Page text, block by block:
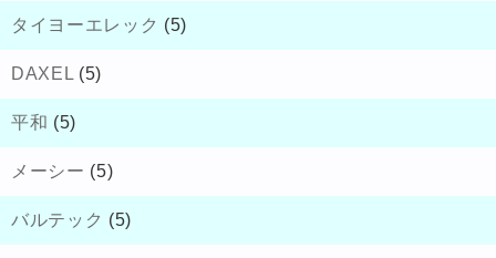
タイヨーエレック (5)
DAXEL (5)
平和 (5)
メーシー (5)
バルテック (5)